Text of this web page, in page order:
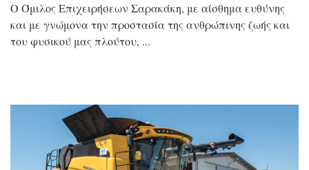
Ο Όμιλος Επιχειρήσεων Σαρακάκη, με αίσθημα ευθύνης
και με γνώμονα την προστασία της ανθρώπινης ζωής και
του φυσικού μας πλούτου,